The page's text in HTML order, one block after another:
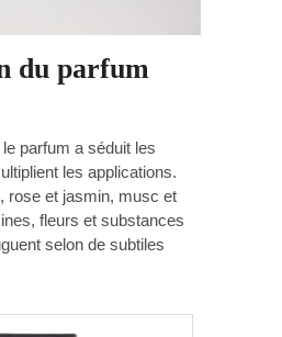
du parfum
le parfum a séduit les
les applications.
rose et jasmin, musc et
fleurs et substances
selon de subtiles